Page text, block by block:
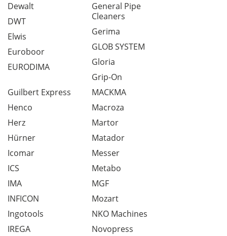
Dewalt
DWT
Elwis
Euroboor
EURODIMA
General Pipe
Cleaners
Gerima
GLOB SYSTEM
Gloria
Grip-On
Guilbert Express
Henco
Herz
Hürner
Icomar
ICS
IMA
INFICON
Ingotools
IREGA
MACKMA
Macroza
Martor
Matador
Messer
Metabo
MGF
Mozart
NKO Machines
Novopress